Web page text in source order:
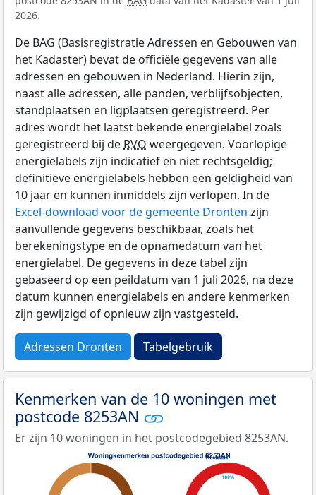
2026.
De BAG (Basisregistratie Adressen en Gebouwen van
het Kadaster) bevat de officiële gegevens van alle
adressen en gebouwen in Nederland. Hierin zijn,
naast alle adressen, alle panden, verblijfsobjecten,
standplaatsen en ligplaatsen geregistreerd. Per
adres wordt het laatst bekende energielabel zoals
geregistreerd bij de RVO weergegeven. Voorlopige
energielabels zijn indicatief en niet rechtsgeldig;
definitieve energielabels hebben een geldigheid van
10 jaar en kunnen inmiddels zijn verlopen. In de
Excel-download voor de gemeente Dronten zijn
aanvullende gegevens beschikbaar, zoals het
berekeningstype en de opnamedatum van het
energielabel. De gegevens in deze tabel zijn
gebaseerd op een peildatum van 1 juli 2026, na deze
datum kunnen energielabels en andere kenmerken
zijn gewijzigd of opnieuw zijn vastgesteld.
Adressen Dronten Tabelgebruik
Kenmerken van de 10 woningen met
postcode 8253AN
Er zijn 10 woningen in het postcodegebied 8253AN.